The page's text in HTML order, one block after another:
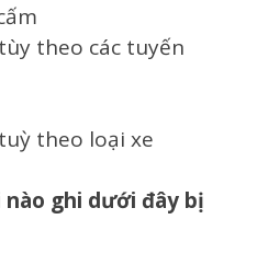
theo các tuyến
theo loại xe
nào ghi dưới đây bị